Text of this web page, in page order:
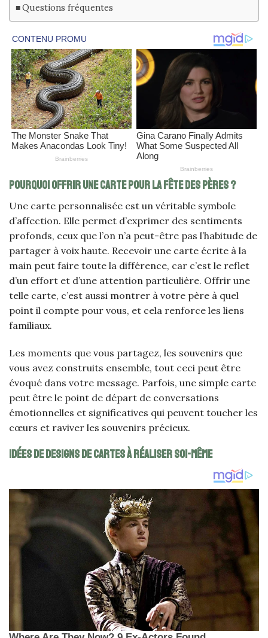
Questions fréquentes
Pourquoi offrir une carte pour la fête des pères ?
Une carte personnalisée est un véritable symbole
d’affection. Elle permet d’exprimer des sentiments
profonds, ceux que l’on n’a peut-être pas l’habitude de
partager à voix haute. Recevoir une carte écrite à la
main peut faire toute la différence, car c’est le reflet
d’un effort et d’une attention particulière. Offrir une
telle carte, c’est aussi montrer à votre père à quel
point il compte pour vous, et cela renforce les liens
familiaux.
Les moments que vous partagez, les souvenirs que
vous avez construits ensemble, tout ceci peut être
évoqué dans votre message. Parfois, une simple carte
peut être le point de départ de conversations
émotionnelles et significatives qui peuvent toucher les
cœurs et raviver les souvenirs précieux.
Idées de designs de cartes à réaliser soi-même